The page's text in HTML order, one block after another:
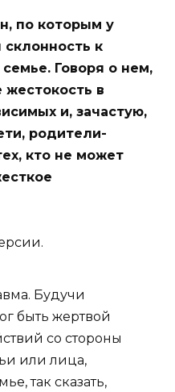
по которым у
к
Говоря о нем,
в
и, зачастую,
родители-
кто не может
Будучи
быть жертвой
со стороны
или лица,
так сказать,